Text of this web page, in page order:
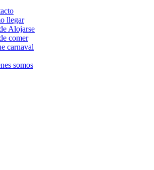
llegar
Alojarse
comer
carnaval
somos